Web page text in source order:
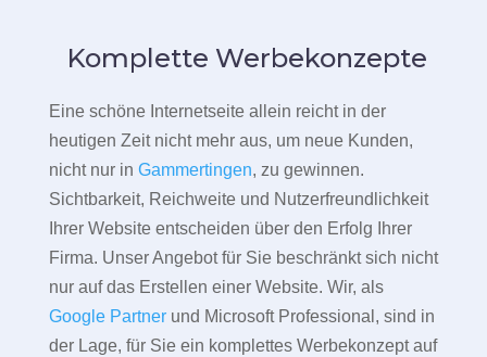
Komplette Werbekonzepte
Eine schöne Internetseite allein reicht in der
heutigen Zeit nicht mehr aus, um neue Kunden,
nicht nur in Gammertingen, zu gewinnen.
Sichtbarkeit, Reichweite und Nutzerfreundlichkeit
Ihrer Website entscheiden über den Erfolg Ihrer
Firma. Unser Angebot für Sie beschränkt sich nicht
nur auf das Erstellen einer Website. Wir, als
Google Partnerund Microsoft Professional, sind in
der Lage, für Sie ein komplettes Werbekonzept auf